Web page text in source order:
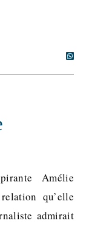
qu’elle
admirait